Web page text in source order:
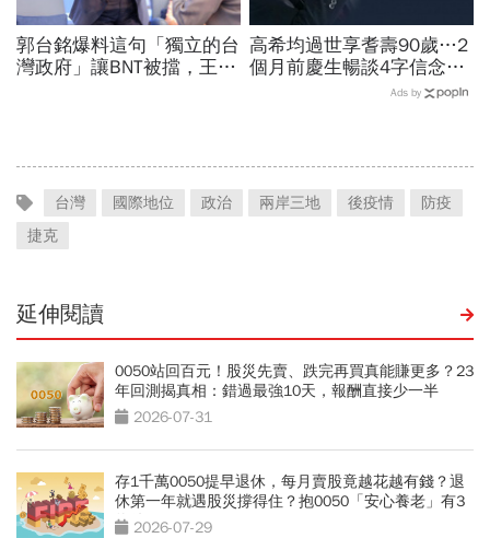
郭台銘爆料這句「獨立的台
灣政府」讓BNT被擋，王必
高希均過世享耆壽90歲…2
個月前慶生暢談4字信念，
回憶錄給讀者忠告：自求多
Ads by
台灣 國際地位 政治 兩岸三地 後疫情
防疫
捷克
延伸閱讀
0050站回百元！股災先賣、跌完再買真能賺更多？23
年回測揭真相：錯過最強10天，報酬直接少一半
2026-07-31
存1千萬0050提早退休，每月賣股竟越花越有錢？退
休第一年就遇股災撐得住？抱0050「安心養老」有3
條件2026-07-29